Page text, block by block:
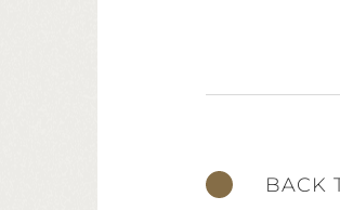
BACK